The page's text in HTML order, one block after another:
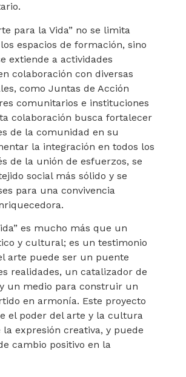
para la Vida” no se limita
espacios de formación, sino
extiende a actividades
colaboración con diversas
como Juntas de Acción
comunitarios e instituciones
colaboración busca fortalecer
de la comunidad en su
la integración en todos los
de la unión de esfuerzos, se
social más sólido y se
para una convivencia
es mucho más que un
y cultural; es un testimonio
arte puede ser un puente
realidades, un catalizador de
un medio para construir un
en armonía. Este proyecto
el poder del arte y la cultura
expresión creativa, y puede
cambio positivo en la